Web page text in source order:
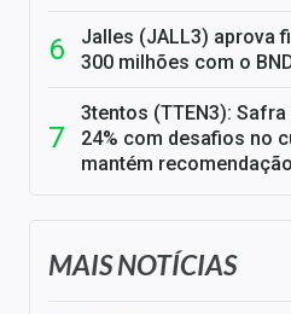
Jalles (JALL3) aprova
300 milhões com o
3tentos (TTEN3):
24% com desafios no
mantém recomendação
MAIS NOTÍCIAS